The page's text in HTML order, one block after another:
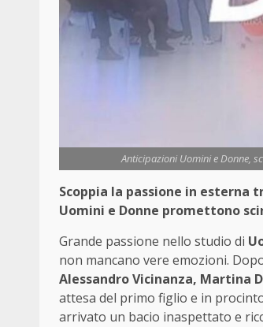
Anticipazioni Uomini e Donne,
Scoppia la passione in esterna
Uomini e Donne promettono
Grande passione nello studio di
non mancano vere emozioni.
Alessandro Vicinanza, Martina
attesa del primo figlio e in
arrivato un bacio inaspettato e